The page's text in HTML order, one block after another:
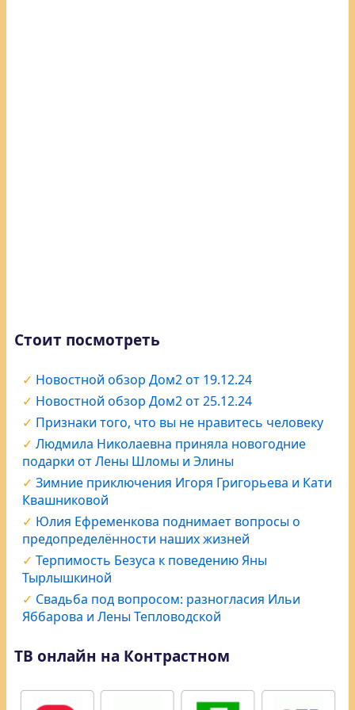
Стоит посмотреть
Новостной обзор Дом2 от 19.12.24
Новостной обзор Дом2 от 25.12.24
Признаки того, что вы не нравитесь человеку
Людмила Николаевна приняла новогодние
подарки от Лены Шломы и Элины
Зимние приключения Игоря Григорьева и Кати
Квашниковой
Юлия Ефременкова поднимает вопросы о
предопределённости наших жизней
Терпимость Безуса к поведению Яны
Тырлышкиной
Свадьба под вопросом: разногласия Ильи
Яббарова и Лены Тепловодской
ТВ онлайн на Контрастном